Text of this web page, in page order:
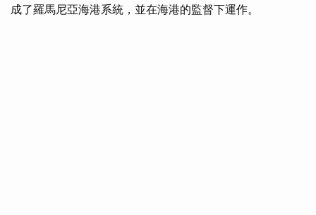
成了羅馬尼亞海港系統，並在海港的監督下運作。